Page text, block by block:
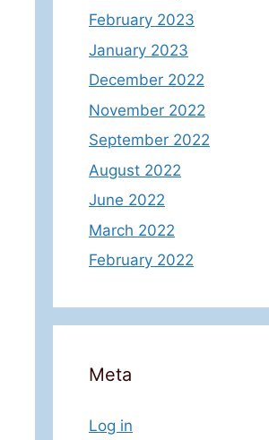
February 2023
January 2023
December 2022
November 2022
September 2022
August 2022
June 2022
March 2022
February 2022
Meta
Log in